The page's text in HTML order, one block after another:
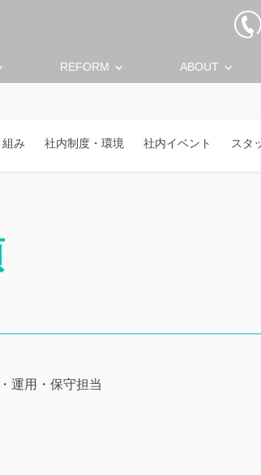
REFORM keyboard_arrow_down ABOUT keyboard_arrow_down
み 社内制度・環境 社内イベント スタ
運用・保守担当